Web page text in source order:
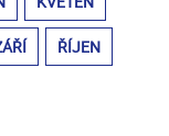
ŘÍJEN